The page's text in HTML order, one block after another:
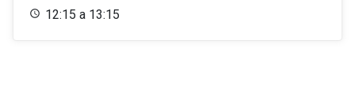
12:15 a 13:15